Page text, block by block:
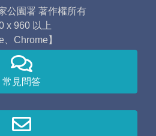
公園署 著作權所有
x 960 以上
Chrome】
常見問答